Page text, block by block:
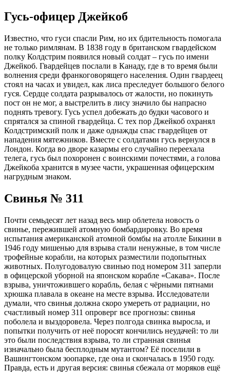
Гусь-офицер Джейкоб
Известно, что гуси спасли Рим, но их бдительность помогала
не только римлянам. В 1838 году в британском гвардейском
полку Колдстрим появился новый солдат – гусь по имени
Джейкоб. Гвардейцев послали в Канаду, где в то время были
волнения среди франкоговорящего населения. Один гвардеец
стоял на часах и увидел, как лиса преследует большого белого
гуся. Сердце солдата разрывалось от жалости, но покинуть
пост он не мог, а выстрелить в лису значило бы напрасно
поднять тревогу. Гусь успел добежать до будки часового и
спрятался за спиной гвардейца. С тех пор Джейкоб охранял
Колдстримский полк и даже однажды спас гвардейцев от
нападения мятежников. Вместе с солдатами гусь вернулся в
Лондон. Когда во дворе казармы его случайно переехала
телега, гусь был похоронен с воинскими почестями, а голова
Джейкоба хранится в музее части, украшенная офицерским
нагрудным знаком.
Свинья № 311
Почти семьдесят лет назад весь мир облетела новость о
свинье, пережившей атомную бомбардировку. Во время
испытания американской атомной бомбы на атолле Бикини в
1946 году мишенью для взрыва стали ненужные, в том числе
трофейные корабли, на которых разместили подопытных
животных. Полугодовалую свинью под номером 311 заперли
в офицерской уборной на японском корабле «Сакава». После
взрыва, уничтожившего корабль, белая с чёрными пятнами
хрюшка плавала в океане на месте взрыва. Исследователи
думали, что свинья должна скоро умереть от радиации, но
счастливый номер 311 опроверг все прогнозы: свинья
поболела и выздоровела. Через полгода свинка выросла, и
попытки получить от неё поросят кончились неудачей: то ли
это были последствия взрыва, то ли странная свинья
изначально была бесплодным мутантом? Её поселили в
Вашингтонском зоопарке, где она и скончалась в 1950 году.
Правда, есть и другая версия: свинья сбежала от моряков ещё